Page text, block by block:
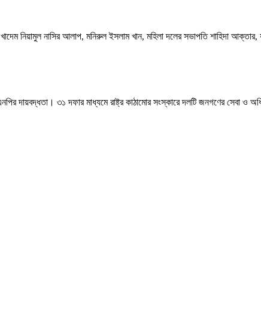
নিয়ামুল নাসির আলাপ, মনিরুল ইসলাম খান, মহিলা দলের সভাপতি শাহিদা
দায়বদ্ধতা। ৩১ দফার মাধ্যমে রাষ্ট্র কাঠামোর সংস্কারে দলটি জনগণের সেবা ও